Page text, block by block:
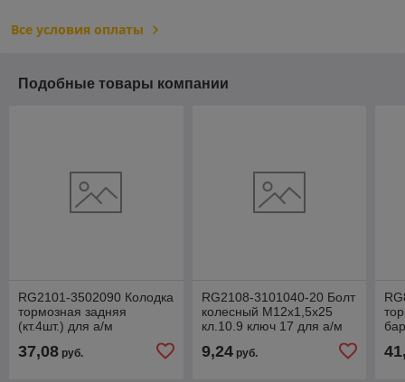
Все условия оплаты
Подобные товары компании
RG2101-3502090 Колодка
тормозная задняя
(кт.4шт.) для а/м
ВАЗ-2101,2105,2107,ВАЗ-2121
Riginal
37,08 руб.
RG2108-3101040-20 Болт
колесный М12х1,5х25
кл.10.9 ключ 17 для а/м
Renault Logan/Lada Vesta
(к-т 4шт
9,24руб.
III/